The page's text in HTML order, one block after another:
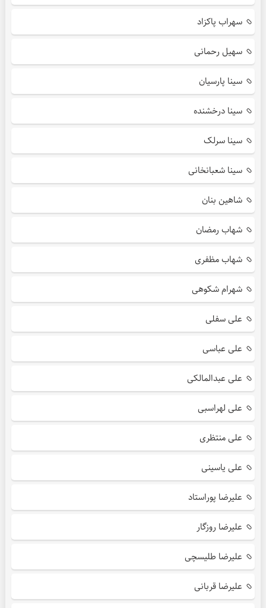
سهراب پاکزاد
سهیل رحمانی
سینا پارسیان
سینا درخشنده
سینا سرلک
سینا شعبانخانی
شاهین بنان
شهاب رمضان
شهاب مظفری
شهرام شکوهی
علی سفلی
علی عباسی
علی عبدالمالکی
علی لهراسبی
علی منتظری
علی یاسینی
علیرضا پوراستاد
علیرضا روزگار
علیرضا طلیسچی
علیرضا قربانی